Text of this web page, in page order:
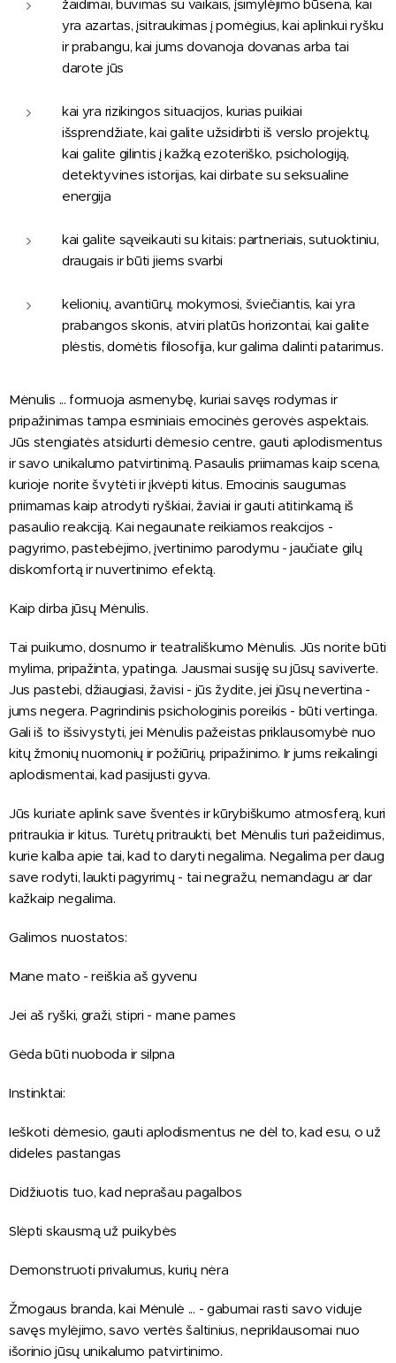
žaidimai, buvimas su vaikais, įsimylėjimo būsena, kai
yra azartas, įsitraukimas į pomėgius, kai aplinkui ryšku
ir prabangu, kai jums dovanoja dovanas arba tai
darote jūs
kai yra rizikingos situacijos, kurias puikiai
išsprendžiate, kai galite užsidirbti iš verslo projektų,
kai galite gilintis į kažką ezoteriško, psichologiją,
detektyvines istorijas, kai dirbate su seksualine
energija
kai galite sąveikauti su kitais: partneriais, sutuoktiniu,
draugais ir būti jiems svarbi
kelionių, avantiūrų, mokymosi, šviečiantis, kai yra
prabangos skonis, atviri platūs horizontai, kai galite
plėstis, domėtis filosofija, kur galima dalinti patarimus.
Mėnulis ... formuoja asmenybę, kuriai savęs rodymas ir
pripažinimas tampa esminiais emocinės gerovės aspektais.
Jūs stengiatės atsidurti dėmesio centre, gauti aplodismentus
ir savo unikalumo patvirtinimą. Pasaulis priimamas kaip scena,
kurioje norite švytėti ir įkvėpti kitus. Emocinis saugumas
priimamas kaip atrodyti ryškiai, žaviai ir gauti atitinkamą iš
pasaulio reakciją. Kai negaunate reikiamos reakcijos -
pagyrimo, pastebėjimo, įvertinimo parodymu - jaučiate gilų
diskomfortą ir nuvertinimo efektą.
Kaip dirba jūsų Mėnulis.
Tai puikumo, dosnumo ir teatrališkumo Mėnulis. Jūs norite būti
mylima, pripažinta, ypatinga. Jausmai susiję su jūsų saviverte.
Jus pastebi, džiaugiasi, žavisi - jūs žydite, jei jūsų nevertina -
jums negera. Pagrindinis psichologinis poreikis - būti vertinga.
Gali iš to išsivystyti, jei Mėnulis pažeistas priklausomybė nuo
kitų žmonių nuomonių ir požiūrių, pripažinimo. Ir jums reikalingi
aplodismentai, kad pasijusti gyva.
Jūs kuriate aplink save šventės ir kūrybiškumo atmosferą, kuri
pritraukia ir kitus. Turėtų pritraukti, bet Mėnulis turi pažeidimus,
kurie kalba apie tai, kad to daryti negalima. Negalima per daug
save rodyti, laukti pagyrimų - tai negražu, nemandagu ar dar
kažkaip negalima.
Galimos nuostatos:
Mane mato - reiškia aš gyvenu
Jei aš ryški, graži, stipri - mane pames
Gėda būti nuoboda ir silpna
Instinktai:
Ieškoti dėmesio, gauti aplodismentus ne dėl to, kad esu, o už
dideles pastangas
Didžiuotis tuo, kad neprašau pagalbos
Slėpti skausmą už puikybės
Demonstruoti privalumus, kurių nėra
Žmogaus branda, kai Mėnulė ... - gabumai rasti savo viduje
savęs mylėjimo, savo vertės šaltinius, nepriklausomai nuo
išorinio jūsų unikalumo patvirtinimo.